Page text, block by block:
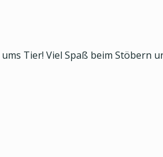
Tier! Viel Spaß beim Stöbern